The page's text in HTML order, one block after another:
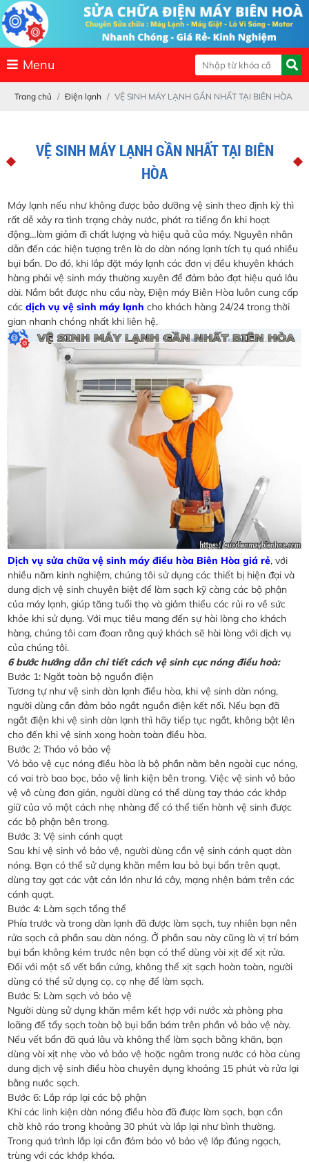
Menu
Trang chủ Điện lạnh VỆ SINH MÁY LẠNH GẦN NHẤT TẠI BIÊN HÒA
VỆ SINH MÁY LẠNH GẦN NHẤT TẠI BIÊN
HÒA
Máy lạnh nếu như không được bảo dưỡng vệ sinh theo định kỳ thì
rất dễ xảy ra tình trạng chảy nước, phát ra tiếng ồn khi hoạt
động…làm giảm đi chất lượng và hiệu quả của máy. Nguyên nhân
dẫn đến các hiện tượng trên là do dàn nóng lạnh tích tụ quá nhiều
bụi bẩn. Do đó, khi lắp đặt máy lạnh các đơn vị đều khuyên khách
hàng phải vệ sinh máy thường xuyên để đảm bảo đạt hiệu quả lâu
dài. Nắm bắt được nhu cầu này, Điện máy Biên Hòa luôn cung cấp
cácdịch vụ vệ sinh máy lạnh cho khách hàng 24/24 trong thời
gian nhanh chóng nhất khi liên hệ.
Dịch vụ sửa chữa vệ sinh máy điều hòa Biên Hòa giá rẻ, với
nhiều năm kinh nghiệm, chúng tôi sử dụng các thiết bị hiện đại và
dung dịch vệ sinh chuyên biệt để làm sạch kỹ càng các bộ phận
của máy lạnh, giúp tăng tuổi thọ và giảm thiểu các rủi ro về sức
khỏe khi sử dụng. Với mục tiêu mang đến sự hài lòng cho khách
hàng, chúng tôi cam đoan rằng quý khách sẽ hài lòng với dịch vụ
của chúng tôi.
6 bước hướng dẫn chi tiết cách vệ sinh cục nóng điều hoà:
Bước 1: Ngắt toàn bộ nguồn điện
Tương tự như vệ sinh dàn lạnh điều hòa, khi vệ sinh dàn nóng,
người dùng cần đảm bảo ngắt nguồn điện kết nối. Nếu bạn đã
ngắt điện khi vệ sinh dàn lạnh thì hãy tiếp tục ngắt, không bật lên
cho đến khi vệ sinh xong hoàn toàn điều hòa.
Bước 2: Tháo vỏ bảo vệ
Vỏ bảo vệ cục nóng điều hòa là bộ phần nằm bên ngoài cục nóng,
có vai trò bao bọc, bảo vệ linh kiện bên trong. Việc vệ sinh vỏ bảo
vệ vô cùng đơn giản, người dùng có thể dùng tay tháo các khớp
giữ của vỏ một cách nhẹ nhàng để có thể tiến hành vệ sinh được
các bộ phận bên trong.
Bước 3: Vệ sinh cánh quạt
Sau khi vệ sinh vỏ bảo vệ, người dùng cần vệ sinh cánh quạt dàn
nóng. Bạn có thể sử dụng khăn mềm lau bỏ bụi bẩn trên quạt,
dùng tay gạt các vật cản lớn như lá cây, mạng nhện bám trên các
cánh quạt.
Bước 4: Làm sạch tổng thể
Phía trước và trong dàn lạnh đã được làm sạch, tuy nhiên bạn nên
rửa sạch cả phần sau dàn nóng. Ở phần sau này cũng là vị trí bám
bụi bẩn không kém trước nên bạn có thể dùng vòi xịt để xịt rửa.
Đối với một số vết bẩn cứng, không thể xịt sạch hoàn toàn, người
dùng có thể sử dụng cọ, cọ nhẹ để làm sạch.
Bước 5: Làm sạch vỏ bảo vệ
Người dùng sử dụng khăn mềm kết hợp với nước xà phòng pha
loãng để tẩy sạch toàn bộ bụi bẩn bám trên phần vỏ bảo vệ này.
Nếu vết bẩn đã quá lâu và không thể làm sạch bằng khăn, bạn
dùng vòi xịt nhẹ vào vỏ bảo vệ hoặc ngâm trong nước có hòa cùng
dung dịch vệ sinh điều hòa chuyên dụng khoảng 15 phút và rửa lại
bằng nước sạch.
Bước 6: Lắp ráp lại các bộ phận
Khi các linh kiện dàn nóng điều hòa đã được làm sạch, bạn cần
chờ khô ráo trong khoảng 30 phút và lắp lại như bình thường.
Trong quá trình lắp lại cần đảm bảo vỏ bảo vệ lắp đúng ngạch,
trùng với các khớp khóa.